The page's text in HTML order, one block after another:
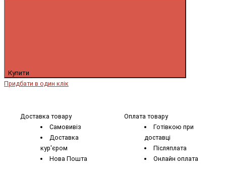
Купити
Придбати в один клік
Доставка товару
Самовивіз
Доставка
кур'єром
Нова Пошта
Оплата товару
Готівкою при
доставці
Післяплата
Онлайн оплата